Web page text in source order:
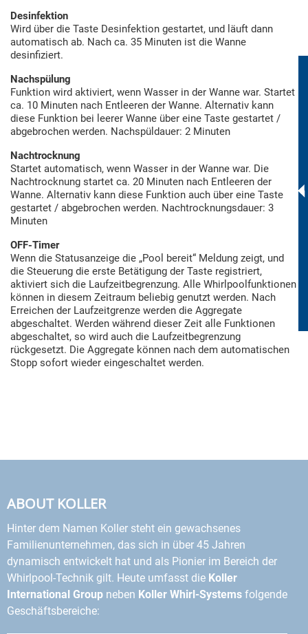
Desinfektion
Wird über die Taste Desinfektion gestartet, und läuft dann
automatisch ab. Nach ca. 35 Minuten ist die Wanne
desinfiziert.
Nachspülung
Funktion wird aktiviert, wenn Wasser in der Wanne war. Startet
ca. 10 Minuten nach Entleeren der Wanne. Alternativ kann
diese Funktion bei leerer Wanne über eine Taste gestartet /
abgebrochen werden. Nachspüldauer: 2 Minuten
Nachtrocknung
Startet automatisch, wenn Wasser in der Wanne war. Die
Nachtrocknung startet ca. 20 Minuten nach Entleeren der
Wanne. Alternativ kann diese Funktion auch über eine Taste
gestartet / abgebrochen werden. Nachtrocknungsdauer: 3
Minuten
OFF-Timer
Wenn die Statusanzeige die „Pool bereit“ Meldung zeigt, und
die Steuerung die erste Betätigung der Taste registriert,
aktiviert sich die Laufzeitbegrenzung. Alle Whirlpoolfunktionen
können in diesem Zeitraum beliebig genutzt werden. Nach
Erreichen der Laufzeitgrenze werden die Aggregate
abgeschaltet. Werden während dieser Zeit alle Funktionen
abgeschaltet, so wird auch die Laufzeitbegrenzung
rückgesetzt. Die Aggregate können nach dem automatischen
Stopp sofort wieder eingeschaltet werden.
ABOUT KOLLER
Hinter dem Namen Koller steht ein gewachsenes
Familienunternehmen, das sich in über 45 Jahren
dynamisch entwickelt hat und als Pionier im Bereich der
Whirlpool-Technik gilt. Heute umfasst die Koller
International Group neben Koller Whirl-Systems folgende
Geschäftsbereiche: